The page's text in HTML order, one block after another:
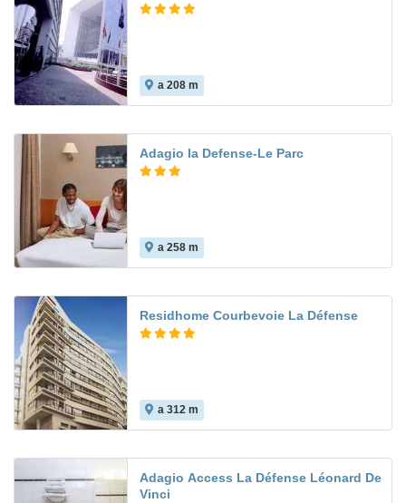
a 208 m
Adagio la Defense-Le Parc
a 258 m
Residhome Courbevoie La Défense
a 312 m
Adagio Access La Défense Léonard De
Vinci